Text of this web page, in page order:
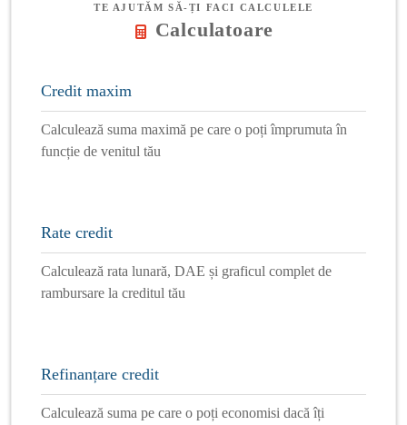
TE AJUTĂM SĂ-ȚI FACI CALCULELE
Calculatoare
Credit maxim
Calculează suma maximă pe care o poți împrumuta în
funcție de venitul tău
Rate credit
Calculează rata lunară, DAE și graficul complet de
rambursare la creditul tău
Refinanțare credit
Calculează suma pe care o poți economisi dacă îți